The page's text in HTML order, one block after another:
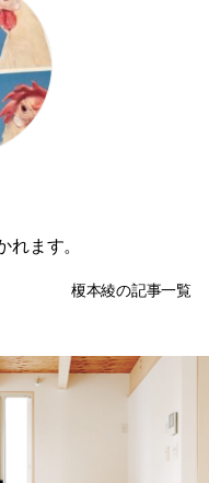
れます。
榎本綾の記事一覧